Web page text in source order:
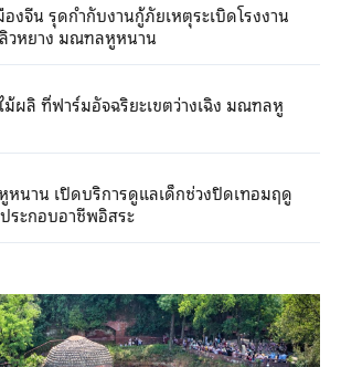
งจีน รุดกำกับงานกู้ภัยเหตุระเบิดโรงงาน
วหยาง มณฑลหูหนาน
ม้ผลิ ที่ฟาร์มอัจฉริยะเขตว่างเฉิง มณฑลหู
หนาน เปิดบริการดูแลเด็กช่วงปิดเทอมฤดู
ระกอบอาชีพอิสระ